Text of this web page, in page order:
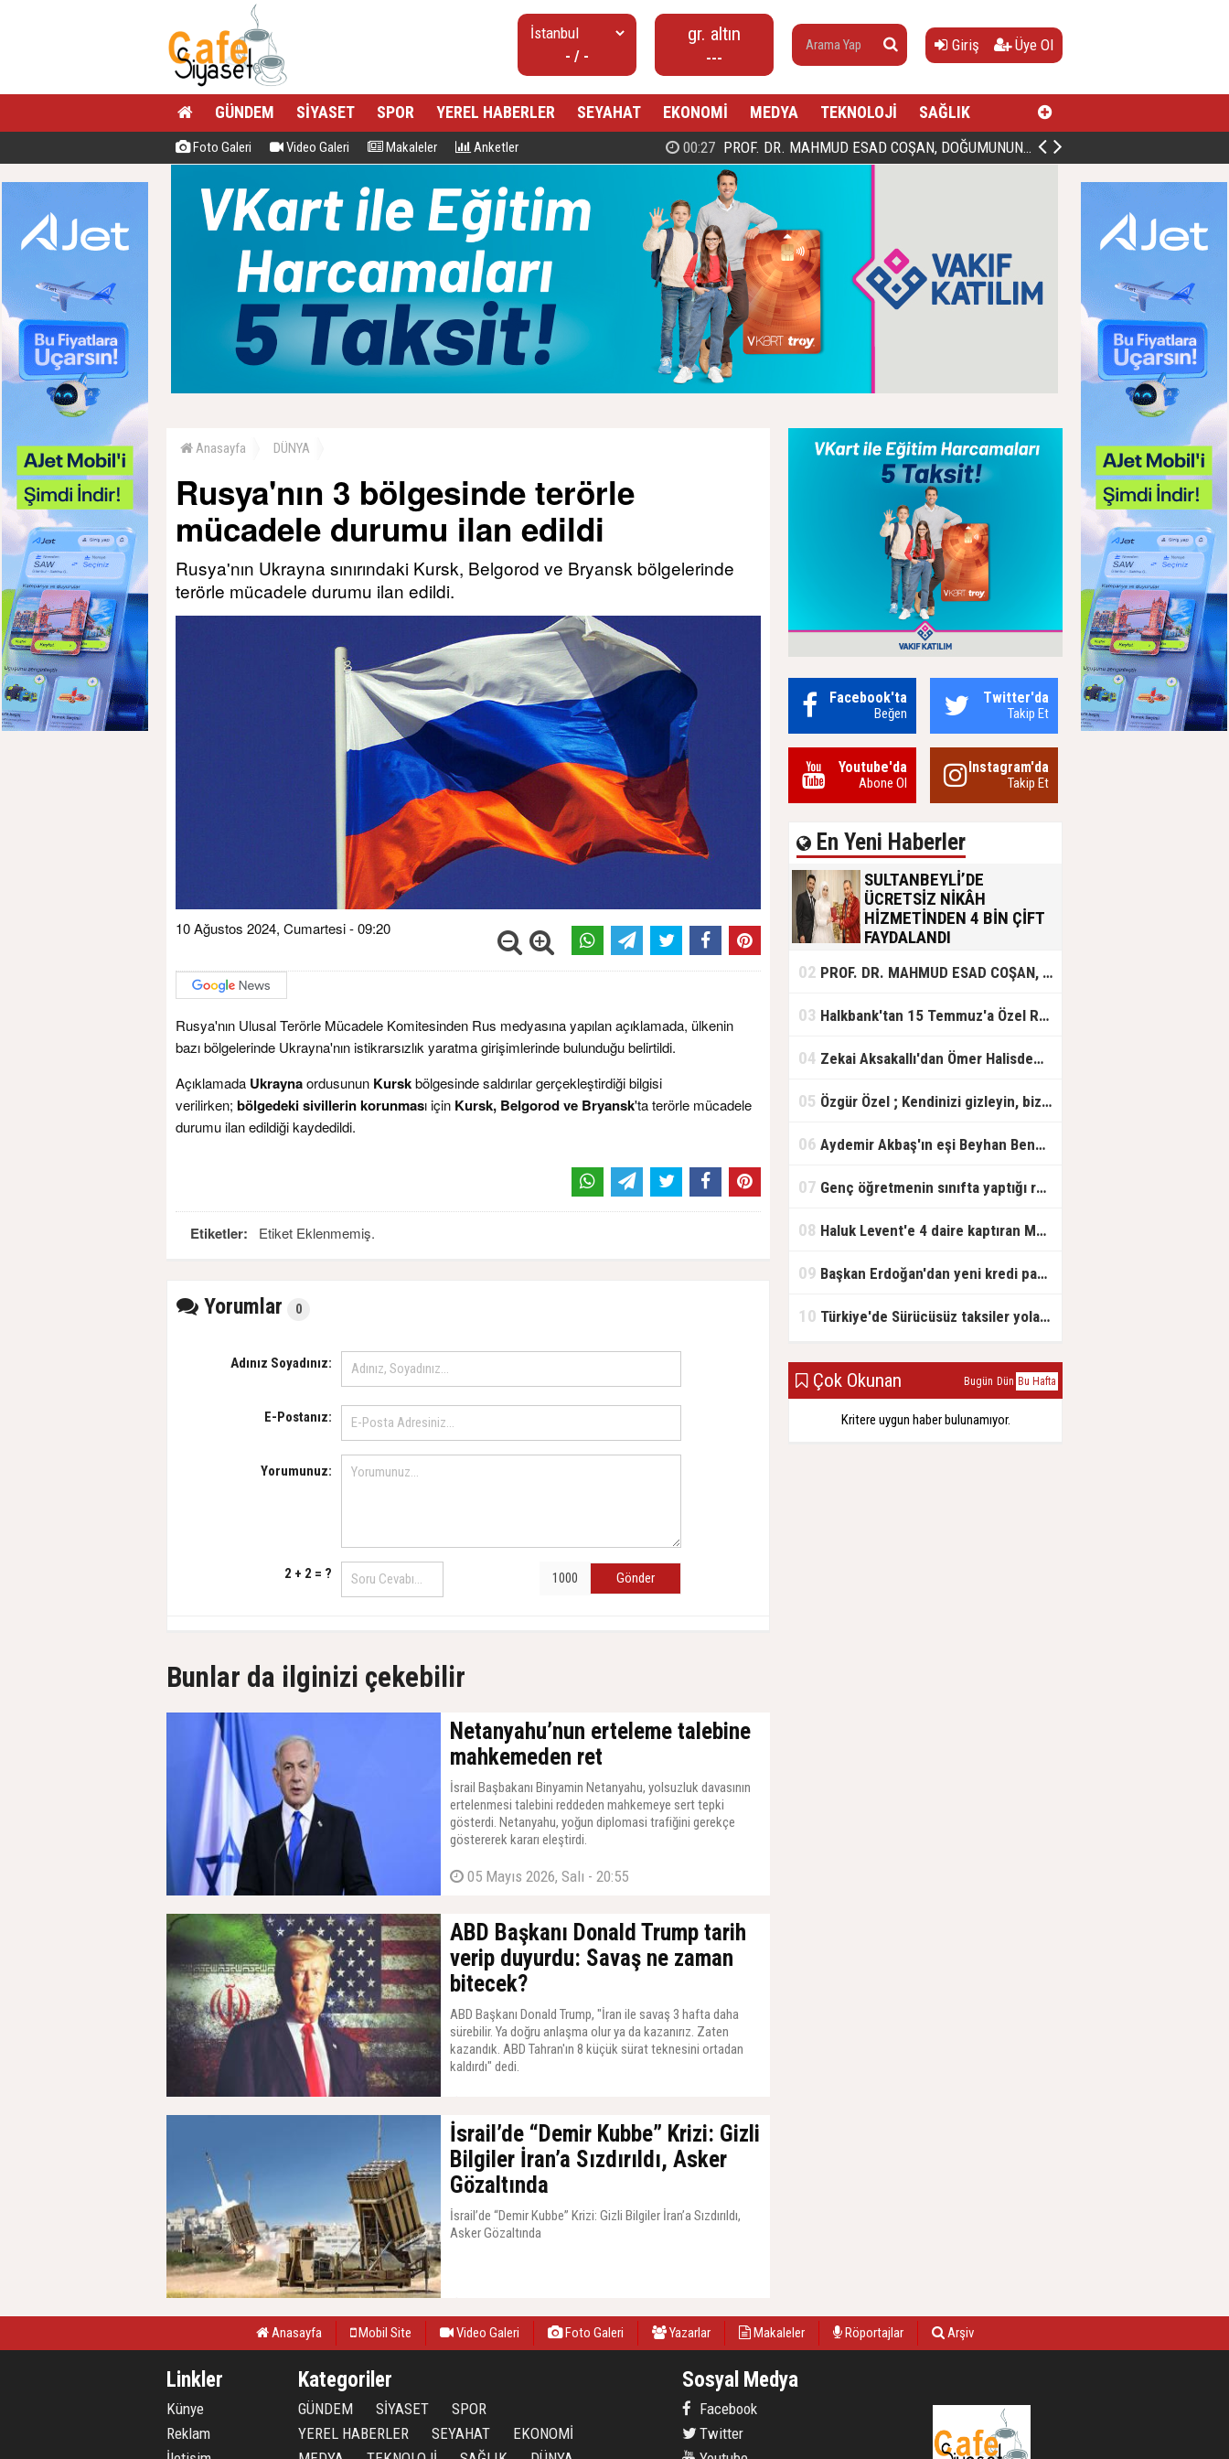
- / -
gr. altın
---
Giriş Üye Ol
GÜNDEM SİYASET SPOR YEREL HABERLER SEYAHAT EKONOMİ MEDYA TEKNOLOJİ SAĞLIK
Foto Galeri Video Galeri Makaleler Anketler 00:27 PROF. DR. MAHMUD ESAD COŞAN, DOĞUMUNUN HİCRÎ 91. YILINDA ELAZIĞ'DA YÂD EDİLECEK
Anasayfa DÜNYA
Rusya'nın 3 bölgesinde terörle
mücadele durumu ilan edildi
Rusya'nın Ukrayna sınırındaki Kursk, Belgorod ve Bryansk bölgelerinde
terörle mücadele durumu ilan edildi.
10 Ağustos 2024, Cumartesi - 09:20
Rusya'nın Ulusal Terörle Mücadele Komitesinden Rus medyasına yapılan açıklamada, ülkenin
bazı bölgelerinde Ukrayna'nın istikrarsızlık yaratma girişimlerinde bulunduğu belirtildi.
Açıklamada Ukraynaordusunun Kurskbölgesinde saldırılar gerçekleştirdiği bilgisi
verilirken; bölgedeki sivillerin korunması için Kursk, Belgorod ve Bryansk'ta terörle mücadele
durumu ilan edildiği kaydedildi.
Etiketler: Etiket Eklenmemiş.
Yorumlar 0
Adınız Soyadınız:
E-Postanız:
Yorumunuz:
2 + 2 = ? Gönder
Bunlar da ilginizi çekebilir
Netanyahu’nun erteleme talebine
mahkemeden ret
İsrail Başbakanı Binyamin Netanyahu, yolsuzluk davasının
ertelenmesi talebini reddeden mahkemeye sert tepki
gösterdi. Netanyahu, yoğun diplomasi trafiğini gerekçe
göstererek kararı eleştirdi.
05 Mayıs 2026, Salı - 20:55
ABD Başkanı Donald Trump tarih
verip duyurdu: Savaş ne zaman
bitecek?
ABD Başkanı Donald Trump, "İran ile savaş 3 hafta daha
sürebilir. Ya doğru anlaşma olur ya da kazanırız. Zaten
kazandık. ABD Tahran'ın 8 küçük sürat teknesini ortadan
kaldırdı" dedi.
İsrail’de “Demir Kubbe” Krizi: Gizli
Bilgiler İran’a Sızdırıldı, Asker
Gözaltında
İsrail’de “Demir Kubbe” Krizi: Gizli Bilgiler İran’a Sızdırıldı,
Asker Gözaltında
Facebook'ta
Beğen
Twitter'da
Takip Et
Youtube'da
Abone Ol
Instagram'da
Takip Et
En Yeni Haberler
SULTANBEYLİ’DE
ÜCRETSİZ NİKÂH
HİZMETİNDEN 4 BİN ÇİFT
FAYDALANDI
olan gençlere destek amacıyla
başlattığı ücretsiz nikâh hizmetini
başlattıklarını belirten Sultanbeyli
ücretsiz hizmet vermenin
02 PROF. DR. MAHMUD ESAD COŞAN, DOĞUMUNUN HİCRÎ 91. YILINDA ELAZIĞ'DA YÂD EDİLECEK
03 Halkbank'tan 15 Temmuz'a Özel Reklam Filmi: "İrade Bizim, Zafer Bizim"
04 Zekai Aksakallı'dan Ömer Halisdemir'e 'vefa' ziyareti!
05 Özgür Özel ; Kendinizi gizleyin, bizden işaret bekleyin
06 Aydemir Akbaş'ın eşi Beyhan Benek Akbaş hayatını kaybetti
07 Genç öğretmenin sınıfta yaptığı rezil paylaşım
08 Haluk Levent'e 4 daire kaptıran Müteahhit soluğu savcılıkta aldı
09 Başkan Erdoğan'dan yeni kredi paketi müjdesi: 6 ay geri ödemesiz, 36 ay vadeli
10 Türkiye'de Sürücüsüz taksiler yola çıkmaya hazırlanıyor
Çok Okunan Bugün Dün Bu Hafta
Kritere uygun haber bulunamıyor.
Anasayfa Mobil Site Video Galeri Foto Galeri Yazarlar Makaleler Röportajlar Arşiv
Linkler
Künye
Reklam
Kategoriler
GÜNDEM SİYASET
SPOR
YEREL HABERLER
SEYAHAT
EKONOMİ
Sosyal Medya
Facebook
Twitter